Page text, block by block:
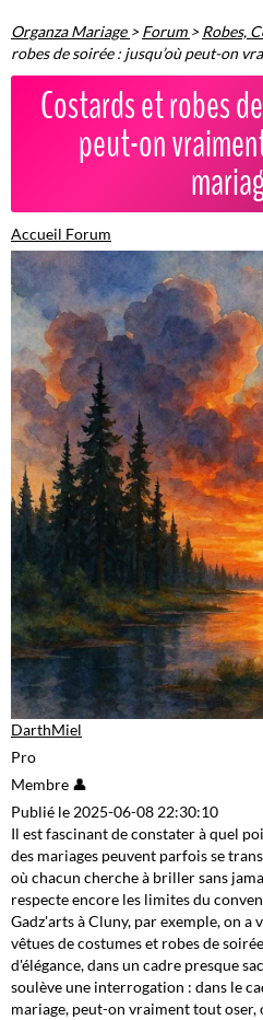
Organza Mariage >Forum >Robes,
robes de soirée : jusqu’où peut-on
Costards et robes
peut-on
Accueil Forum
DarthMiel
Pro
Membre 👤
Publié le 2025-06-08 22:30:10
Il est fascinant de constater à quel
des mariages peuvent parfois se
où chacun cherche à briller sans
respecte encore les limites du
Gadz'arts à Cluny, par exemple, on a
vêtues de costumes et robes de
d'élégance, dans un cadre presque
soulève une interrogation : dans le
mariage, peut-on vraiment tout